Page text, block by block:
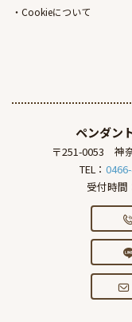
Cookieについて
ペンダン
〒251-0053 神
TEL：
受付時間